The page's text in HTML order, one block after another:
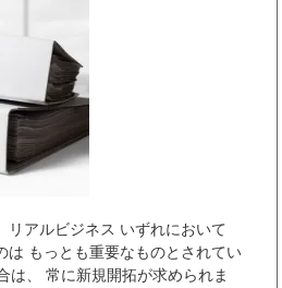
リアルビジネス いずれにおいて
は もっとも重要なものとされてい
、 常に新規開拓が求められま